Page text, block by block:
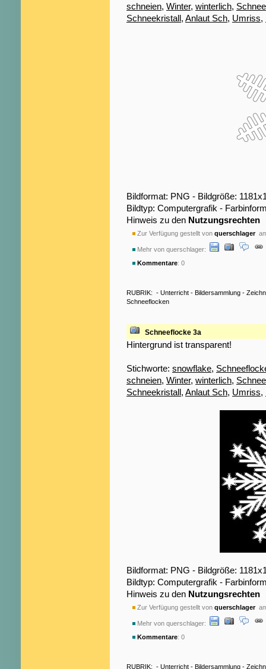
schneien, Winter, winterlich, Schnee
Schneekristall, Anlaut Sch, Umriss,
Bildformat: PNG - Bildgröße:
Bildtyp: Computergrafik -
Hinweis zu den Nutzungsrechten
Zur Verfügung gestellt von querschlageram
Mehr von querschlager:
Kommentare: 0
RUBRIK: - Unterricht - Bildersammlung -
Schneeflocken
Schneeflocke 3a
Hintergrund ist transparent!
Stichworte: snowflake,
schneien, Winter, winterlich, Schnee
Schneekristall, Anlaut Sch, Umriss,
Bildformat: PNG - Bildgröße:
Bildtyp: Computergrafik -
Hinweis zu den Nutzungsrechten
Zur Verfügung gestellt von querschlageram
Mehr von querschlager:
Kommentare: 0
RUBRIK: - Unterricht - Bildersammlung -